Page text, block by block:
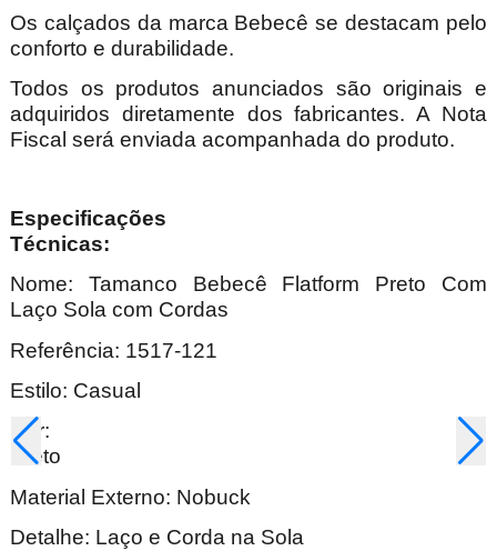
Os calçados da marca Bebecê se destacam pelo
conforto e durabilidade.
Todos os produtos anunciados são originais e
adquiridos diretamente dos fabricantes. A Nota
Fiscal será enviada acompanhada do produto.
Especificações
Nome: Tamanco Bebecê Flatform Preto Com
Laço Sola com Cordas
Referência: 1517-121
Estilo: Casual
Cor:
Material Externo: Nobuck
Detalhe: Laço e Corda na Sola